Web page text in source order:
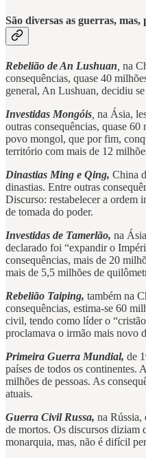
São diversas as guerras,
Rebelião de An Lushuan na
consequências, quase 40
general, An Lushuan, decidiu
Investidas Mongóis na Ásia,
outras consequências, quase
povo mongol, que por fim,
território com mais de 12
Dinastias Ming e Qing, China
dinastias. Entre outras
Discurso: restabelecer a ordem
de tomada do poder.
Investidas de Tamerlão, na
declarado foi “expandir o
consequências, mais de 20
mais de 5,5 milhões de
Rebelião Taiping, também na
consequências, estima-se 60
civil, tendo como líder o
proclamava o irmão mais novo
Primeira Guerra Mundial, de
países de todos os continentes.
milhões de pessoas. As
atuais.
Guerra Civil Russa, na Rússia,
de mortos. Os discursos diziam
monarquia, mas, não é difícil